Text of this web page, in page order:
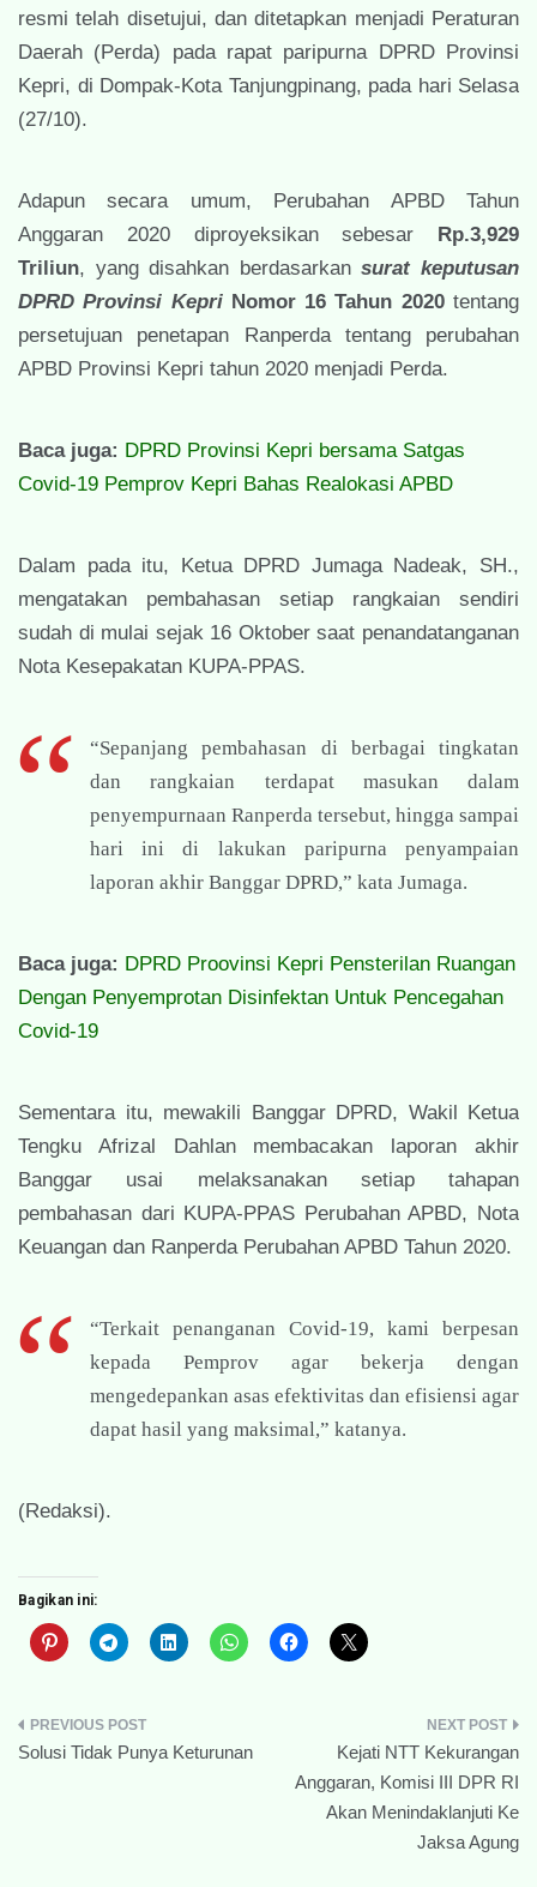
resmi telah disetujui, dan ditetapkan menjadi Peraturan
Daerah (Perda) pada rapat paripurna DPRD Provinsi
Kepri, di Dompak-Kota Tanjungpinang, pada hari Selasa
(27/10).
Adapun secara umum, Perubahan APBD Tahun
Anggaran 2020 diproyeksikan sebesar
Rp.3,929
Triliun, yang disahkan berdasarkansurat keputusan
DPRD Provinsi Kepri Nomor 16 Tahun 2020tentang
persetujuan penetapan Ranperda tentang perubahan
APBD Provinsi Kepri tahun 2020 menjadi Perda.
Baca juga: DPRD Provinsi Kepri bersama Satgas
Covid-19 Pemprov Kepri Bahas Realokasi APBD
Dalam pada itu, Ketua DPRD Jumaga Nadeak, SH.,
mengatakan pembahasan setiap rangkaian sendiri
sudah di mulai sejak 16 Oktober saat penandatanganan
Nota Kesepakatan KUPA-PPAS.
“Sepanjang pembahasan di berbagai tingkatan
dan rangkaian terdapat masukan dalam
penyempurnaan Ranperda tersebut, hingga sampai
hari ini di lakukan paripurna penyampaian
laporan akhir Banggar DPRD,” kata Jumaga.
Baca juga: DPRD Proovinsi Kepri Pensterilan Ruangan
Dengan Penyemprotan Disinfektan Untuk Pencegahan
Covid-19
Sementara itu, mewakili Banggar DPRD, Wakil Ketua
Tengku Afrizal Dahlan membacakan laporan akhir
Banggar usai melaksanakan setiap tahapan
pembahasan dari KUPA-PPAS Perubahan APBD, Nota
Keuangan dan Ranperda Perubahan APBD Tahun 2020.
“Terkait penanganan Covid-19, kami berpesan
kepada Pemprov agar bekerja dengan
mengedepankan asas efektivitas dan efisiensi agar
dapat hasil yang maksimal,” katanya.
(Redaksi).
Bagikan ini:
Navigasi
Solusi Tidak Punya Keturunan
Kejati NTT Kekurangan
Anggaran, Komisi III DPR RI
Akan Menindaklanjuti Ke
Jaksa Agung